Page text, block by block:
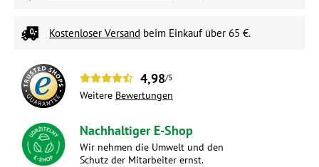
Kostenloser Versand beim Einkauf über 65 €.
4,98/5
Weitere Bewertungen
Nachhaltiger E-Shop
Wir nehmen die Umwelt und den
Schutz der Mitarbeiter ernst.